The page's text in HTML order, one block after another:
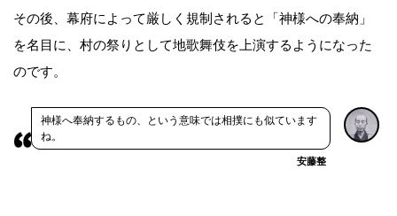
その後、幕府によって厳しく規制されると「神様への奉納」
を名目に、村の祭りとして地歌舞伎を上演するようになった
のです。
神様へ奉納するもの、という意味では相撲にも似ています
ね。
安藤整